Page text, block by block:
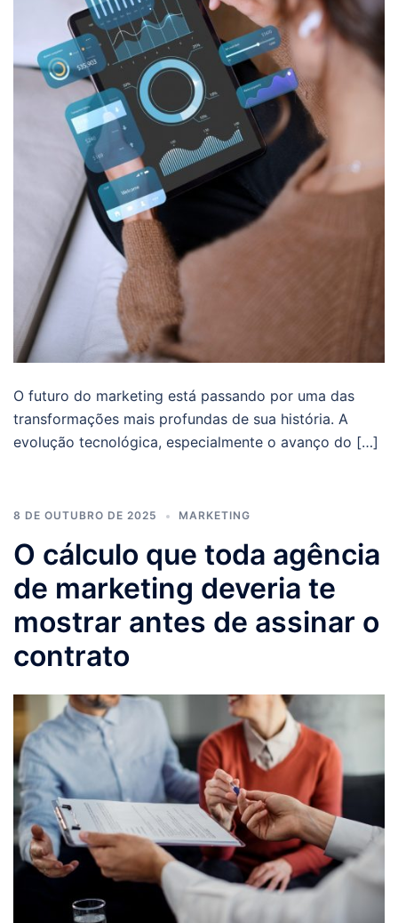
O futuro do marketing está passando por uma das
transformações mais profundas de sua história. A
evolução tecnológica, especialmente o avanço do […]
8 DE OUTUBRO DE 2025 MARKETING
O cálculo que toda agência
de marketing deveria te
mostrar antes de assinar o
contrato